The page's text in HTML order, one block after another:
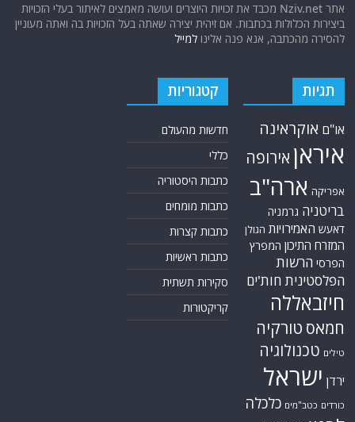
אתר Nziv.net מכבד את זכויות היוצרים ועושה מאמצים לאיתור בעלי הזכויות
ביצירות הכלולות בכתבות. אם זיהית יצירה שאתה בעל הזכויות בה ואתה מעוניין
להסירה מהכתבה, אנא פנה אלינולמייל
תגיות
או"ם אוקראינה
איראן אירופה
אפריקה ארה"ב
בריטניה גרמניה
דאעש האמירויות הגולן
המזרח התיכון המפרץ
הפרסי הרשות
הפלסטינית חות'ים
חיזבאללה
חמאס טורקיה
טילים טכנולוגיה
ירדן ישראל
כורדים כטב"מים כלכלה
קטגוריות
חדשות מהעולם
כללי
כתבות היסטוריה
כתבות מומחים
כתבות קצרות
כתבות ראשיות
סקירות תשתית
קריקטורות